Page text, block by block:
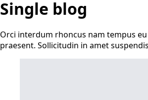
Single blog
Orci interdum rhoncus nam tempus
praesent. Sollicitudin in amet